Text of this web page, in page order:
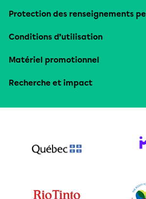
Protection des renseignements
Conditions d’utilisation
Matériel promotionnel
Recherche et impact